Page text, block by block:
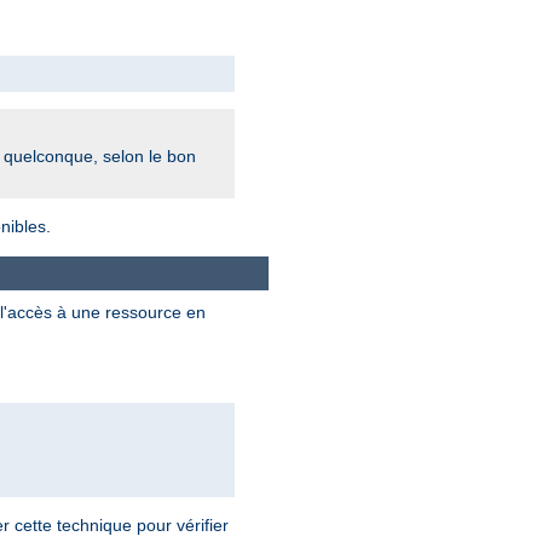
selon le bon
à une ressource en
cette technique pour vérifier